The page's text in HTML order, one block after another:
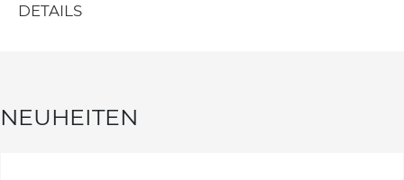
DETAILS
NEUHEITEN